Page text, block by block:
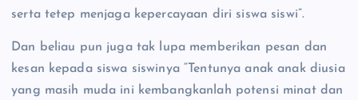
serta tetep menjaga kepercayaan diri siswa siswi”.
Dan beliau pun juga tak lupa memberikan pesan dan
kesan kepada siswa siswinya “Tentunya anak anak diusia
yang masih muda ini kembangkanlah potensi minat dan